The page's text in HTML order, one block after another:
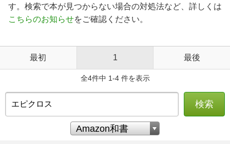
す。検索で本が見つからない場合の対処法など、詳しくは
こちらのお知らせをご確認ください。
最初 1 最後
全4件中 1-4 件を表示
検索